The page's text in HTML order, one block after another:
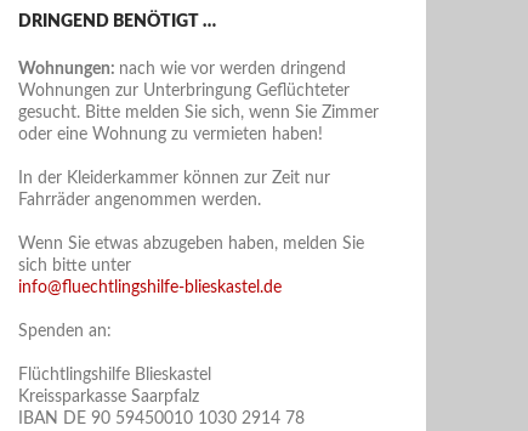
DRINGEND BENÖTIGT …
Wohnungen: nach wie vor werden dringend
Wohnungen zur Unterbringung Geflüchteter
gesucht. Bitte melden Sie sich, wenn Sie Zimmer
oder eine Wohnung zu vermieten haben!
In der Kleiderkammer können zur Zeit nur
Fahrräder angenommen werden.
Wenn Sie etwas abzugeben haben, melden Sie
sich bitte unter
info@fluechtlingshilfe-blieskastel.de
Spenden an:
Flüchtlingshilfe Blieskastel
Kreissparkasse Saarpfalz
IBAN DE 90 59450010 1030 2914 78